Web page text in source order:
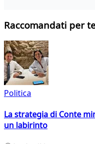
Raccomandati per
Politica
La strategia di Conte
un labirinto